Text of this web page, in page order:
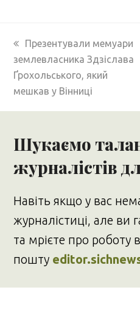
previous
post:
Презентували мемуари
землевласника Здзіслава
Ґрохольського, який
мешкав у Вінниці
Шукаємо
журналістів
Навіть якщо у вас
журналістиці, але ви
та мрієте про роботу
пошту